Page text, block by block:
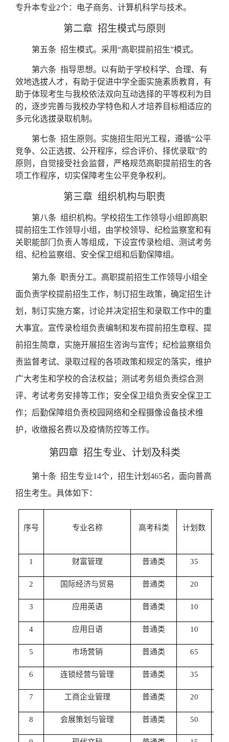
专升本专业2个：电子商务、计算机科学与技术。
第二章 招生模式与原则
第五条 招生模式。采用“高职提前招生”模式。
第六条 指导思想。以有助于学校科学、合理、有
效地选拔人才，有助于促进中学全面实施素质教育，有
助于体现考生与我校依法双向互动选择的平等权利为目
的，逐步完善与我校办学特色和人才培养目标相适应的
多元化选拔录取机制。
第七条 招生原则。 实施招生阳光工程，遵循“公平
竞争、公正选拔、公开程序，综合评价、择优录取”的
原则，自觉接受社会监督，严格规范高职提前招生的各
项工作程序，切实保障考生公平竞争权利。
第三章 组织机构与职责
第八条 组织机构。学校招生工作领导小组即高职
提前招生工作领导小组，由学校领导、纪检监察室和有
关职能部门负责人等组成，下设宣传录检组、测试考务
组、纪检监察组、安全保卫组和后勤保障组。
第九条 职责分工。高职提前招生工作领导小组全
面负责学校提前招生工作，制订招生政策，确定招生计
划，制订实施方案，讨论并决定招生和录取工作中的重
大事宜。宣传录检组负责编制和发布提前招生章程、提
前招生简章，实施开展招生咨询与宣传； 纪检监察组负
责监督考试、录取过程的各项政策和规定的落实，维护
广大考生和学校的合法权益；测试考务组负责综合测
评、考试考务安排等工作； 安全保卫组负责安全保卫工
作； 后勤保障组负责校园网络和全程摄像设备技术维
护，收缴报名费以及疫情防控等工作。
第四章 招生专业、计划及科类
第十条 招生专业14个，招生计划 465名，面向普高
招生考生。具体如下：
序号 专业名称 高考科类 计划数
1 财富管理 普通类 35
2 国际经济与贸易 普通类 20
3 应用英语 普通类 10
4 应用日语 普通类 10
5 市场营销 普通类 65
6 连锁经营与管理 普通类 35
7 工商企业管理 普通类 20
8 会展策划与管理 普通类 50